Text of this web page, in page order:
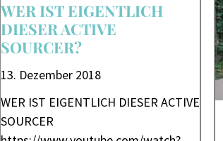
13. Dezember 2018
WER IST EIGENTLICH
DIESER ACTIVE
SOURCER?
WER IST EIGENTLICH DIESER ACTIVE
SOURCER